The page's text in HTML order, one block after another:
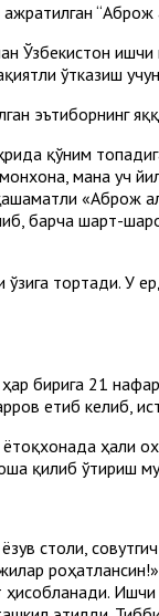
Ўзбекистон
ўтказиш
эътиборнинг
қўним
мана уч
«Аброж
барча шарт-
тортади. У
ҳар бирига 21
етиб келиб,
ҳали
қилиб ўтириш
столи,